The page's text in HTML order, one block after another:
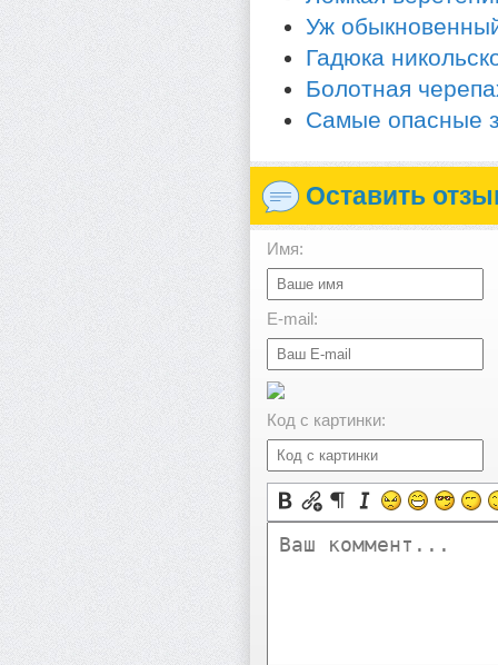
Уж
Гадюка
Болотная
Самые опасные
Оставить
Имя:
E-mail:
Код с картинки: